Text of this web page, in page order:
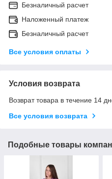
Безналичный расчет
Наложенный платеж
Безналичный расчет
Все условия оплаты
Условия возврата
Возврат товара в течение 14
Все условия возврата
Подобные товары